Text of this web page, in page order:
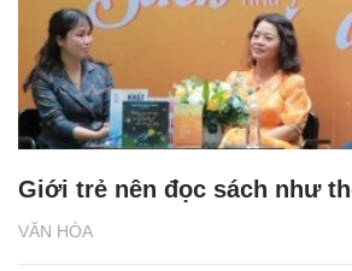
VĂN HÓA
Giới trẻ nên đọc sách như